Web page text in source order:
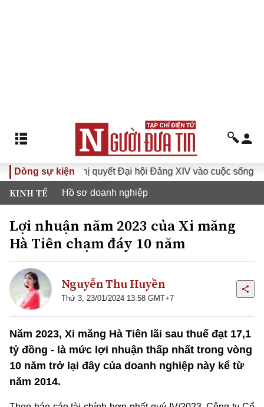
Dòng sự kiện
Đưa Nghị quyết Đại hội Đảng XIV vào cuộc sống
KINH TẾ Hồ sơ doanh nghiệp
Lợi nhuận năm 2023 của Xi măng
Hà Tiên chạm đáy 10 năm
Nguyễn Thu Huyền
Thứ 3, 23/01/2024 13:58 GMT+7
Năm 2023, Xi măng Hà Tiên lãi sau thuế đạt 17,1
tỷ đồng - là mức lợi nhuận thấp nhất trong vòng
10 năm trở lại đây của doanh nghiệp này kể từ
năm 2014.